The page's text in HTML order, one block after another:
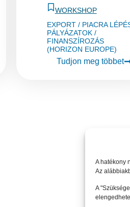
A hatékony
Az
A
WORKSHOP
EXPORT / PIACRA
PÁLYÁZATOK /
FINANSZÍROZÁS
(HORIZON EUROPE)
Tudjon meg többet